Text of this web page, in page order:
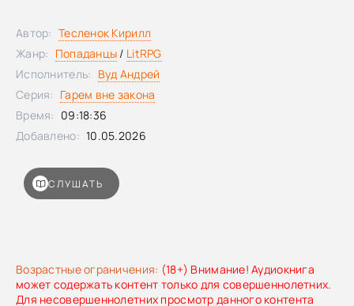
внешним лоском Мирмеграда... Пора встряхнуть вольный
город! Вопреки закону и лицемерам собрать гарем из
самых красивых девушек разных рас!
Возрастные ограничения: (18+) Внимание! Аудиокнига
может содержать контент только для совершеннолетних.
Для несовершеннолетних просмотр данного контента
СЛУШАТЬ
Автор: Тесленок Кирилл
Жанр: Попаданцы / LitRPG
Исполнитель: Вуд Андрей
Серия: Гарем вне закона
Время: 09:18:36
Добавлено: 10.05.2026